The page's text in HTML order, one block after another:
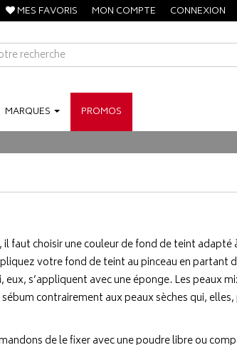
MES FAVORIS MON COMPTE CONNEXION
MARQUES PROMOS
faut choisir une couleur de fond de teint
votre fond de teint au pinceau en partant
s’appliquent avec une éponge. Les peaux
contrairement aux peaux sèches qui,
de le fixer avec une poudre libre ou